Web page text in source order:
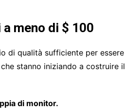
meno di $ 100
di qualità sufficiente per essere
stanno iniziando a costruire il
di monitor.